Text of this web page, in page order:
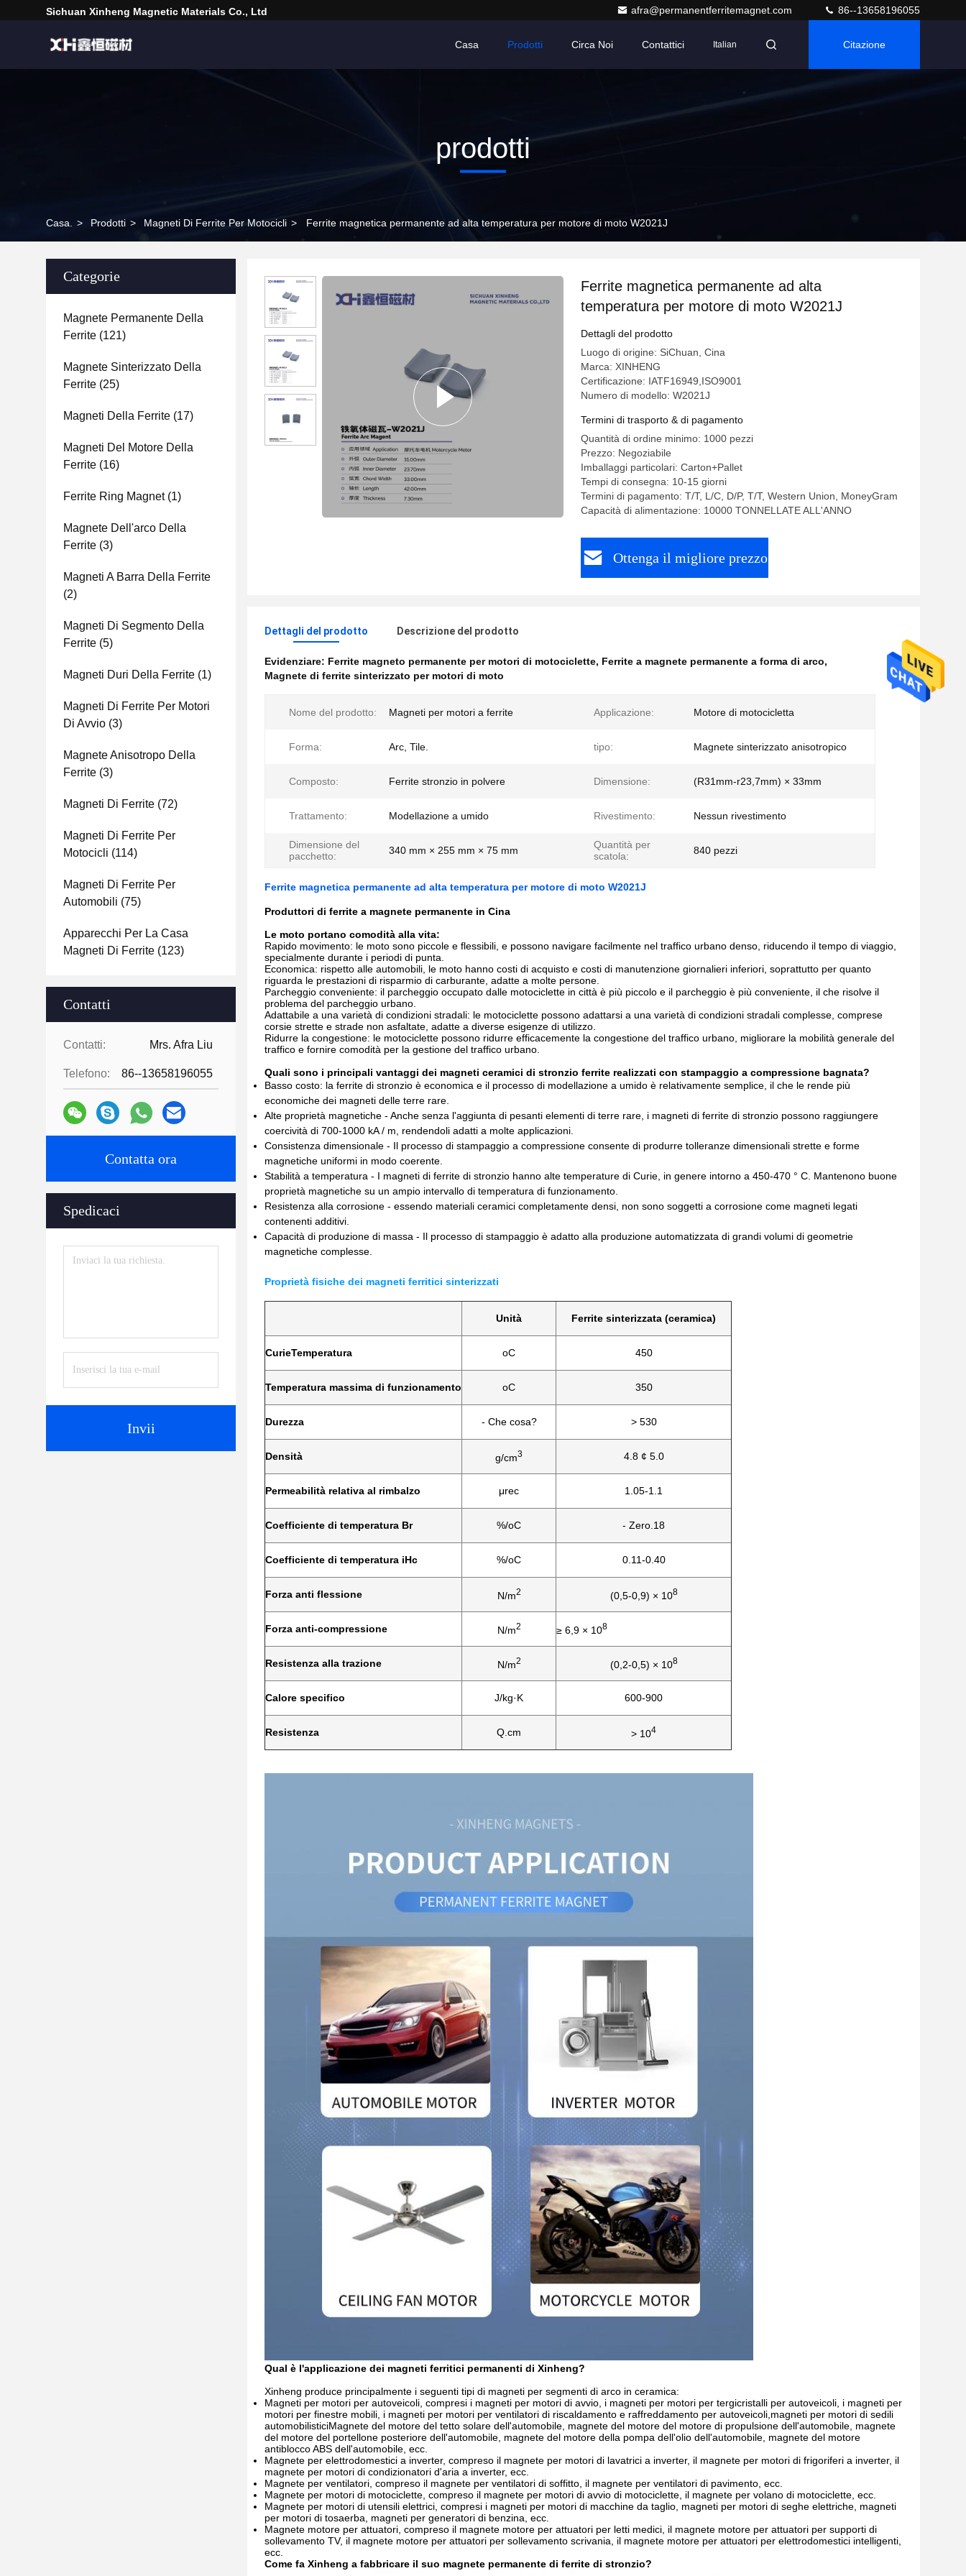
Sichuan Xinheng Magnetic Materials Co., Ltd afra@permanentferritemagnet.com 86--13658196055
Casa Prodotti Circa Noi Contattici Italian Citazione
prodotti
Casa. > Prodotti > Magneti Di Ferrite Per Motocicli > Ferrite magnetica permanente ad alta temperatura per motore di moto W2021J
Categorie
Magnete Permanente Della
Ferrite (121)
Magnete Sinterizzato Della
Ferrite (25)
Magneti Della Ferrite (17)
Magneti Del Motore Della
Ferrite (16)
Ferrite Ring Magnet(1)
Magnete Dell'arco Della
Ferrite (3)
Magneti A Barra Della Ferrite
(2)
Magneti Di Segmento Della
Ferrite (5)
Magneti Duri Della Ferrite (1)
Magneti Di Ferrite Per Motori
Di Avvio (3)
Magnete Anisotropo Della
Ferrite (3)
Magneti Di Ferrite (72)
Magneti Di Ferrite Per
Motocicli (114)
Magneti Di Ferrite Per
Automobili (75)
Apparecchi Per La Casa
Magneti Di Ferrite (123)
Contatti
Contatti: Mrs. Afra Liu
Telefono: 86--13658196055
Contatta ora
Spedicaci
Invii
Ferrite magnetica permanente ad alta
temperatura per motore di moto W2021J
Dettagli del prodotto
Luogo di origine: SiChuan, Cina
Marca: XINHENG
Certificazione: IATF16949,ISO9001
Numero di modello: W2021J
Termini di trasporto & di pagamento
Quantità di ordine minimo: 1000 pezzi
Prezzo: Negoziabile
Imballaggi particolari: Carton+Pallet
Tempi di consegna: 10-15 giorni
Termini di pagamento: T/T, L/C, D/P, T/T, Western Union, MoneyGram
Capacità di alimentazione: 10000 TONNELLATE ALL'ANNO
Ottenga il migliore prezzo
Dettagli del prodotto Descrizione del prodotto
Evidenziare: Ferrite magneto permanente per motori di motociclette, Ferrite a magnete permanente a forma di arco,
Magnete di ferrite sinterizzato per motori di moto
Nome del prodotto: Magneti per motori a ferrite Applicazione: Motore di motocicletta
Forma: Arc, Tile. tipo: Magnete sinterizzato anisotropico
Composto: Ferrite stronzio in polvere Dimensione: (R31mm-r23,7mm) × 33mm
Trattamento: Modellazione a umido Rivestimento: Nessun rivestimento
Dimensione del
pacchetto:
340 mm × 255 mm × 75 mm
Quantità per
scatola:
840 pezzi
Ferrite magnetica permanente ad alta temperatura per motore di moto W2021J
Produttori di ferrite a magnete permanente in Cina
Le moto portano comodità alla vita:
Rapido movimento: le moto sono piccole e flessibili, e possono navigare facilmente nel traffico urbano denso, riducendo il tempo di viaggio,
specialmente durante i periodi di punta.
Economica: rispetto alle automobili, le moto hanno costi di acquisto e costi di manutenzione giornalieri inferiori, soprattutto per quanto
riguarda le prestazioni di risparmio di carburante, adatte a molte persone.
Parcheggio conveniente: il parcheggio occupato dalle motociclette in città è più piccolo e il parcheggio è più conveniente, il che risolve il
problema del parcheggio urbano.
Adattabile a una varietà di condizioni stradali: le motociclette possono adattarsi a una varietà di condizioni stradali complesse, comprese
corsie strette e strade non asfaltate, adatte a diverse esigenze di utilizzo.
Ridurre la congestione: le motociclette possono ridurre efficacemente la congestione del traffico urbano, migliorare la mobilità generale del
traffico e fornire comodità per la gestione del traffico urbano.
Quali sono i principali vantaggi dei magneti ceramici di stronzio ferrite realizzati con stampaggio a compressione bagnata?
Basso costo: la ferrite di stronzio è economica e il processo di modellazione a umido è relativamente semplice, il che le rende più
economiche dei magneti delle terre rare.
Alte proprietà magnetiche - Anche senza l'aggiunta di pesanti elementi di terre rare, i magneti di ferrite di stronzio possono raggiungere
coercività di 700-1000 kA / m, rendendoli adatti a molte applicazioni.
Consistenza dimensionale - Il processo di stampaggio a compressione consente di produrre tolleranze dimensionali strette e forme
magnetiche uniformi in modo coerente.
Stabilità a temperatura - I magneti di ferrite di stronzio hanno alte temperature di Curie, in genere intorno a 450-470 ° C. Mantenono buone
proprietà magnetiche su un ampio intervallo di temperatura di funzionamento.
Resistenza alla corrosione - essendo materiali ceramici completamente densi, non sono soggetti a corrosione come magneti legati
contenenti additivi.
Capacità di produzione di massa - Il processo di stampaggio è adatto alla produzione automatizzata di grandi volumi di geometrie
magnetiche complesse.
Proprietà fisiche dei magneti ferritici sinterizzati
Unità Ferrite sinterizzata (ceramica)
CurieTemperatura oC 450
Temperatura massima di funzionamento oC 350
Durezza - Che cosa? > 530
Densità g/cm3 4.8 ¢ 5.0
Permeabilità relativa al rimbalzo μrec 1.05-1.1
Coefficiente di temperatura Br %/oC - Zero.18
Coefficiente di temperatura iHc %/oC 0.11-0.40
Forza anti flessione N/m2 (0,5-0,9) × 108
Forza anti-compressione N/m2 ≥ 6,9 × 108
Resistenza alla trazione N/m2 (0,2-0,5) × 108
Calore specifico J/kg·K 600-900
Resistenza Q.cm > 104
Qual è l'applicazione dei magneti ferritici permanenti di Xinheng?
Xinheng produce principalmente i seguenti tipi di magneti per segmenti di arco in ceramica:
Magneti per motori per autoveicoli, compresi i magneti per motori di avvio, i magneti per motori per tergicristalli per autoveicoli, i magneti per
motori per finestre mobili, i magneti per motori per ventilatori di riscaldamento e raffreddamento per autoveicoli,magneti per motori di sedili
automobilisticiMagnete del motore del tetto solare dell'automobile, magnete del motore del motore di propulsione dell'automobile, magnete
del motore del portellone posteriore dell'automobile, magnete del motore della pompa dell'olio dell'automobile, magnete del motore
antiblocco ABS dell'automobile, ecc.
Magnete per elettrodomestici a inverter, compreso il magnete per motori di lavatrici a inverter, il magnete per motori di frigoriferi a inverter, il
magnete per motori di condizionatori d'aria a inverter, ecc.
Magnete per ventilatori, compreso il magnete per ventilatori di soffitto, il magnete per ventilatori di pavimento, ecc.
Magnete per motori di motociclette, compreso il magnete per motori di avvio di motociclette, il magnete per volano di motociclette, ecc.
Magnete per motori di utensili elettrici, compresi i magneti per motori di macchine da taglio, magneti per motori di seghe elettriche, magneti
per motori di tosaerba, magneti per generatori di benzina, ecc.
Magnete motore per attuatori, compreso il magnete motore per attuatori per letti medici, il magnete motore per attuatori per supporti di
sollevamento TV, il magnete motore per attuatori per sollevamento scrivania, il magnete motore per attuatori per elettrodomestici intelligenti,
ecc.
Come fa Xinheng a fabbricare il suo magnete permanente di ferrite di stronzio?